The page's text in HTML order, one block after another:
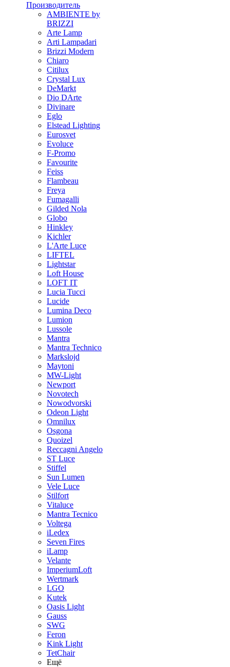
Производитель
AMBIENTE by
BRIZZI
Arte Lamp
Arti Lampadari
Brizzi Modern
Chiaro
Citilux
Crystal Lux
DeMarkt
Dio DArte
Divinare
Eglo
Elstead Lighting
Eurosvet
Evoluce
F-Promo
Favourite
Feiss
Flambeau
Freya
Fumagalli
Gilded Nola
Globo
Hinkley
Kichler
L'Arte Luce
LIFTEL
Lightstar
Loft House
LOFT IT
Lucia Tucci
Lucide
Lumina Deco
Lumion
Lussole
Mantra
Mantra Technico
Markslojd
Maytoni
MW-Light
Newport
Novotech
Nowodvorski
Odeon Light
Omnilux
Osgona
Quoizel
Reccagni Angelo
ST Luce
Stiffel
Sun Lumen
Vele Luce
Stilfort
Vitaluce
Mantra Tecnico
Voltega
iLedex
Seven Fires
iLamp
Velante
ImperiumLoft
Wertmark
LGO
Kutek
Oasis Light
Gauss
SWG
Feron
Kink Light
TetСhair
Ещё